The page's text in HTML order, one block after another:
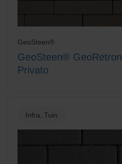
Rood/Zwart genuanceerd
GeoSteen®
GeoSteen® GeoRetron
Privato
Infra, Tuin